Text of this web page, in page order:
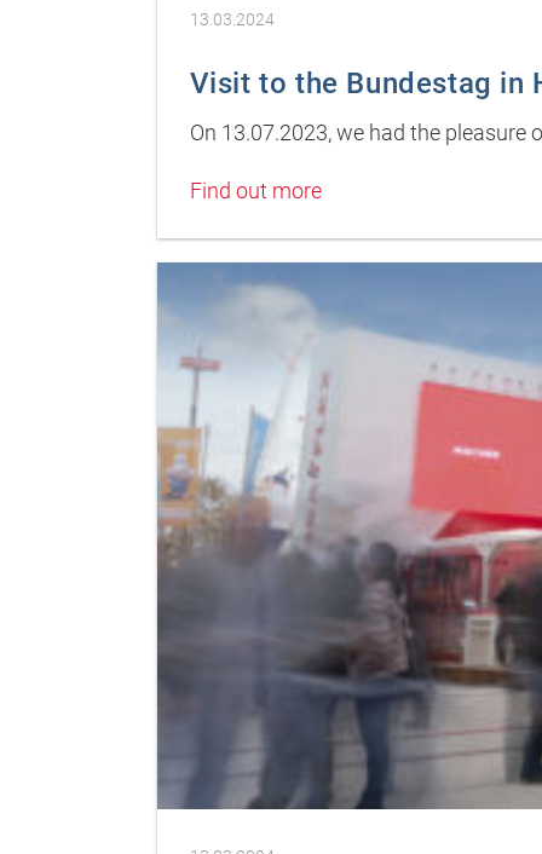
13.03.2024
Visit to the Bundestag in
On 13.07.2023, we had the
Find out more